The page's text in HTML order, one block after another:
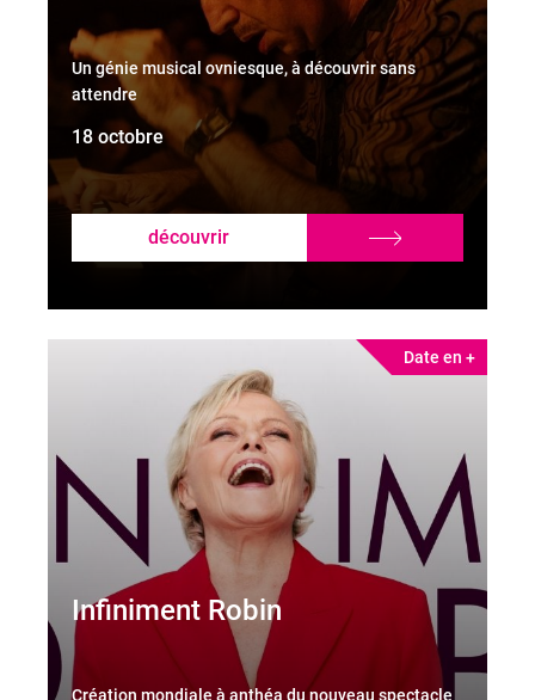
Un génie musical ovniesque, à découvrir sans
attendre
18 octobre
découvrir
Date en +
Infiniment Robin
Création mondiale à anthéa du nouveau spectacle